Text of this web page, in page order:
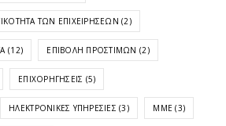
ΤΩΝ ΕΠΙΧΕΙΡΉΣΕΩΝ (2)
(12) ΕΠΙΒΟΛΉ ΠΡΟΣΤΊΜΩΝ (2)
ΕΠΙΧΟΡΗΓΉΣΕΙΣ (5)
ΗΛΕΚΤΡΟΝΙΚΈΣ ΥΠΗΡΕΣΊΕΣ (3) ΜΜΕ (3)